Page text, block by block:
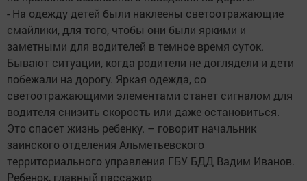
- На одежду детей были наклеены светоотражающие
смайлики, для того, чтобы они были яркими и
заметными для водителей в темное время суток.
Бывают ситуации, когда родители не доглядели и дети
побежали на дорогу. Яркая одежда, со
светоотражающими элементами станет сигналом для
водителя снизить скорость или даже остановиться.
Это спасет жизнь ребенку. – говорит начальник
заинского отделения Альметьевского
территориального управления ГБУ БДД Вадим Иванов.
Ребенок, главный пассажир